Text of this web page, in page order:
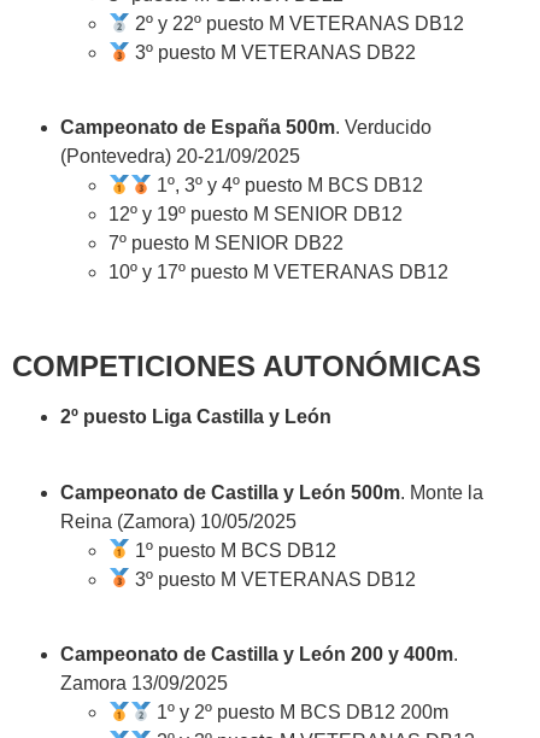
2º y 22º puesto M VETERANAS DB12
3º puesto M VETERANAS DB22
Campeonato de España 500m. Verducido
(Pontevedra) 20-21/09/2025
1º, 3º y 4º puesto M BCS DB12
12º y 19º puesto M SENIOR DB12
7º puesto M SENIOR DB22
10º y 17º puesto M VETERANAS DB12
COMPETICIONES AUTONÓMICAS
2º puesto Liga Castilla y León
Campeonato de Castilla y León 500m. Monte la
Reina (Zamora) 10/05/2025
1º puesto M BCS DB12
3º puesto M VETERANAS DB12
Campeonato de Castilla y León 200 y 400m.
Zamora 13/09/2025
1º y 2º puesto M BCS DB12 200m